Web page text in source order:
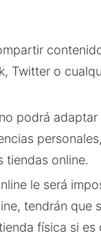
Twitter o
podrá
tiendas online.
le será
tendrán que
física si es